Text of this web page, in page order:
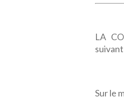
LA
Sur le